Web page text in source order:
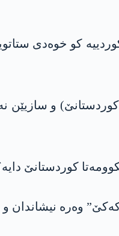
کو خوەدی
کوردستانێ) و
کوردستانێ
وەرە نیشاندان و